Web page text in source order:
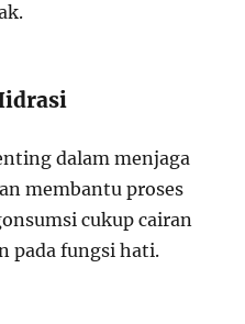
dalam menjaga
membantu proses
cukup cairan
pada fungsi hati.